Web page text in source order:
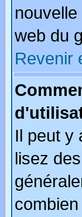
web du
Revenir
Il peut y
lisez